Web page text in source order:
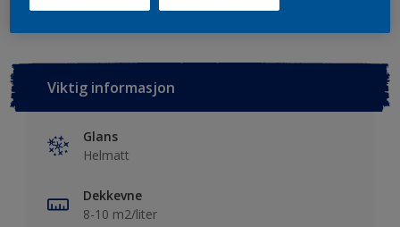
Viktig informasjon
Glans
Helmatt
Dekkevne
8-10 m2/liter